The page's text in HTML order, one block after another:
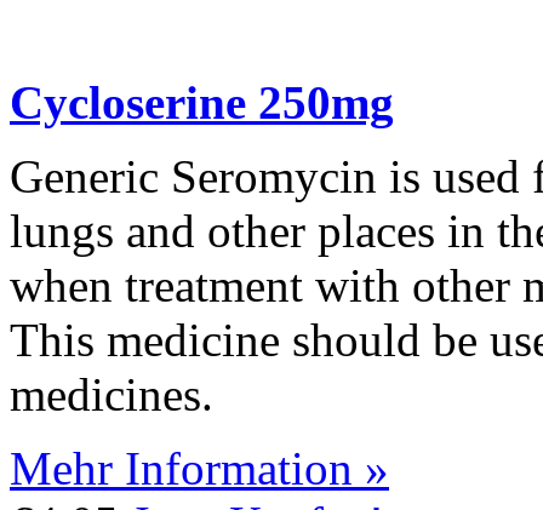
Cycloserine 250mg
Generic Seromycin is
lungs and other places in
when treatment with other
This medicine should be
medicines.
Mehr Information »